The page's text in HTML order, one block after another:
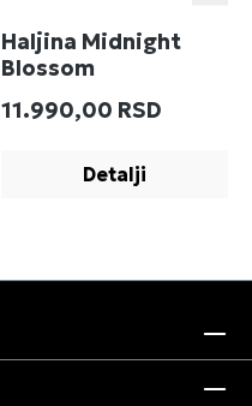
Haljina Midnight
Blossom
Redovna cena:
11.990,00 RSD
Detalji